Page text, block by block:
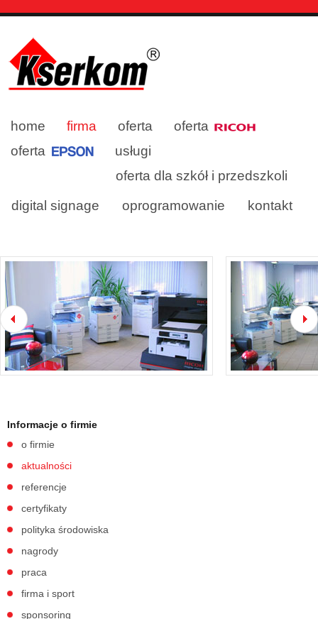
home firma oferta
oferta
oferta
usługi
oferta dla szkół i przedszkoli
digital signage
oprogramowanie kontakt
Informacje o firmie
o firmie
aktualności
referencje
certyfikaty
polityka środowiska
nagrody
praca
firma i sport
sponsoring